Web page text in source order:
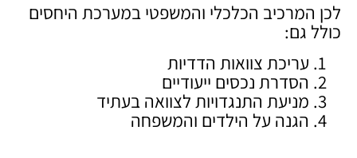
לכן המרכיב הכלכלי והמשפטי במערכת היחסים
כולל גם:
עריכת צוואות הדדיות
הסדרת נכסים ייעודיים
מניעת התנגדויות לצוואה בעתיד
הגנה על הילדים והמשפחה